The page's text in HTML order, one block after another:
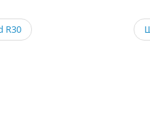
R30